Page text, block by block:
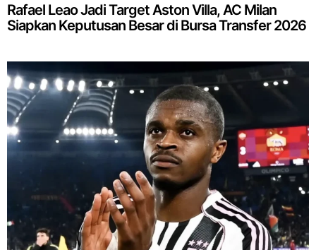
Rafael Leao Jadi Target Aston Villa, AC Milan
Siapkan Keputusan Besar di Bursa Transfer 2026